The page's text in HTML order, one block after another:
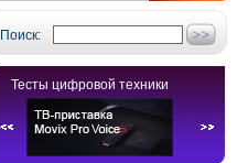
Поиск:
Тесты цифровой техники